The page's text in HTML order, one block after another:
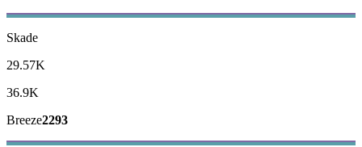
Skade
29.57K
36.9K
Breeze2293